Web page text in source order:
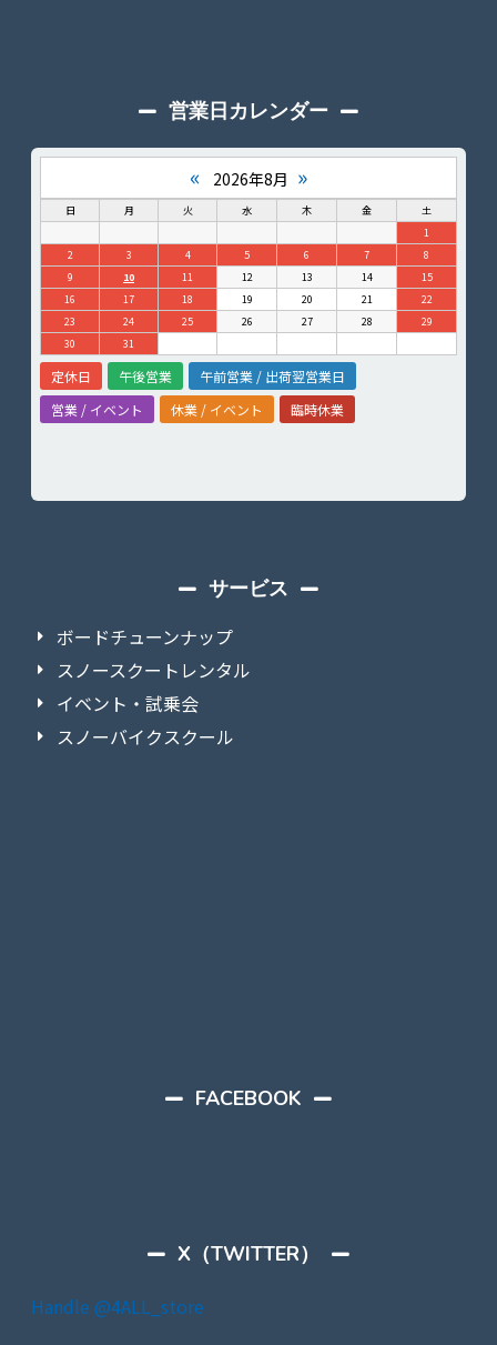
営業日カレンダー
« 2026年8月 »
日 月 火 水 木 金
土
1
2
3 4 5 6 7
8
9
10 11 12 13 14
15
16
17 18 19 20 21
22
23
24 25 26 27 28
29
30
31
定休日 午後営業
午前営業 / 出荷翌営業日
営業 / イベント
休業 / イベント 臨時休業
サービス
ボードチューンナップ
スノースクートレンタル
イベント・試乗会
スノーバイクスクール
FACEBOOK
X（TWITTER）
Handle @4ALL_store